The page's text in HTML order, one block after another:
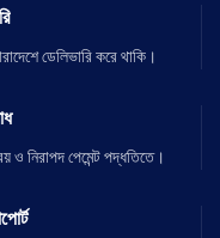
ডেলিভারি করে থাকি।
ও নিরাপদ পেমেন্ট পদ্ধতিতে।